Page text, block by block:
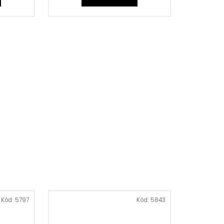
Kód: 5797 Kód: 5843